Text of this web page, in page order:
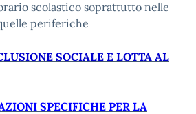
scolastico soprattutto nelle
periferiche
SOCIALE E LOTTA AL
SPECIFICHE PER LA